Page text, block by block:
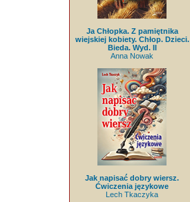
Ja Chłopka. Z pamiętnika
wiejskiej kobiety. Chłop. Dzieci.
Bieda. Wyd. II
Anna Nowak
Jak napisać dobry wiersz.
Ćwiczenia językowe
Lech Tkaczyka